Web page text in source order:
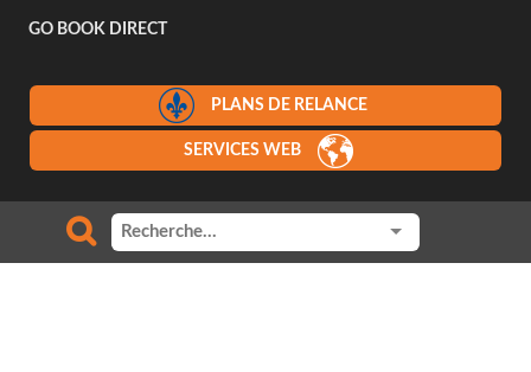
GO BOOK DIRECT
PLANS DE RELANCE
SERVICES WEB